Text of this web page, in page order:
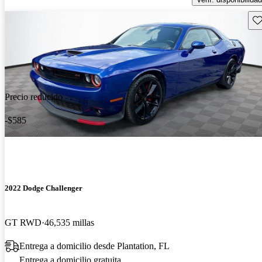
Precio reducido
-$585
2022 Dodge Challenger
GT RWD 46,535 millas
Entrega a domicilio desde Plantation, FL